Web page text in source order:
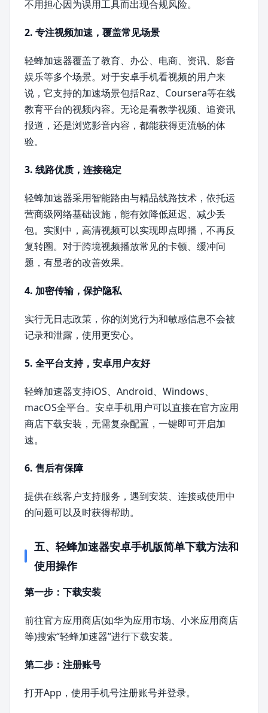
不用担心因为误用工具而出现合规风险。
2. 专注视频加速，覆盖常见场景
轻蜂加速器覆盖了教育、办公、电商、资讯、影音
娱乐等多个场景。对于安卓手机看视频的用户来
说，它支持的加速场景包括Raz、Coursera等在线
教育平台的视频内容。无论是看教学视频、追资讯
报道，还是浏览影音内容，都能获得更流畅的体
验。
3. 线路优质，连接稳定
轻蜂加速器采用智能路由与精品线路技术，依托运
营商级网络基础设施，能有效降低延迟、减少丢
包。实测中，高清视频可以实现即点即播，不再反
复转圈。对于跨境视频播放常见的卡顿、缓冲问
题，有显著的改善效果。
4. 加密传输，保护隐私
实行无日志政策，你的浏览行为和敏感信息不会被
记录和泄露，使用更安心。
5. 全平台支持，安卓用户友好
轻蜂加速器支持iOS、Android、Windows、
macOS全平台。安卓手机用户可以直接在官方应用
商店下载安装，无需复杂配置，一键即可开启加
速。
6. 售后有保障
提供在线客户支持服务，遇到安装、连接或使用中
的问题可以及时获得帮助。
五、轻蜂加速器安卓手机版简单下载方法和
使用操作
第一步：下载安装
前往官方应用商店(如华为应用市场、小米应用商店
等)搜索“轻蜂加速器”进行下载安装。
第二步：注册账号
打开App，使用手机号注册账号并登录。